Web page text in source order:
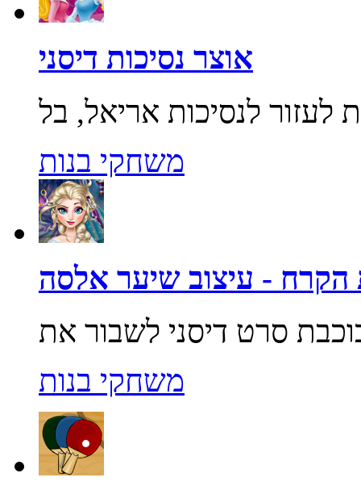
אוצר נסיכות דיסני
משחקי בנות
- עיצוב שיער אלסה
משחקי בנות